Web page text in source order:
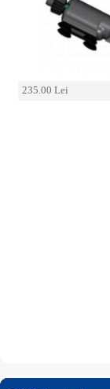
235.00 Lei